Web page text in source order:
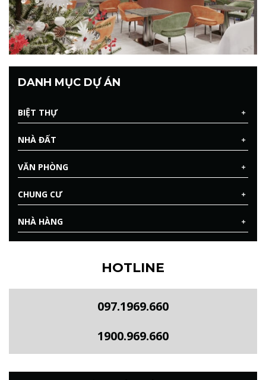
DANH MỤC DỰ ÁN
BIỆT THỰ
NHÀ ĐẤT
VĂN PHÒNG
CHUNG CƯ
NHÀ HÀNG
HOTLINE
097.1969.660
1900.969.660